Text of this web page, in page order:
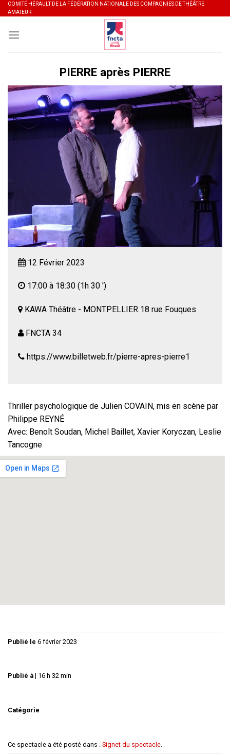
Skip
to
content
COMITÉ HÉRAULT DE LA FÉDÉRATION NATIONALE DES COMPAGNIES DE THÉÂTRE
AMATEUR
PIERRE après PIERRE
12 Février 2023
17:00 à 18:30 (1h 30 ')
KAWA Théâtre - MONTPELLIER 18 rue Fouques
FNCTA 34
https://www.billetweb.fr/pierre-apres-pierre1
Thriller psychologique de Julien COVAIN, mis en scène par
Philippe REYNÉ
Avec: Benoît Soudan, Michel Baillet, Xavier Koryczan, Leslie
Tancogne
Qui est Pierre ? Que fait-il là ? De quoi l’accuse-t-on ?
Publié le 6 février 2023
Publié à | 16 h 32 min
Catégorie
Ce spectacle a été posté dans . Signet du spectacle